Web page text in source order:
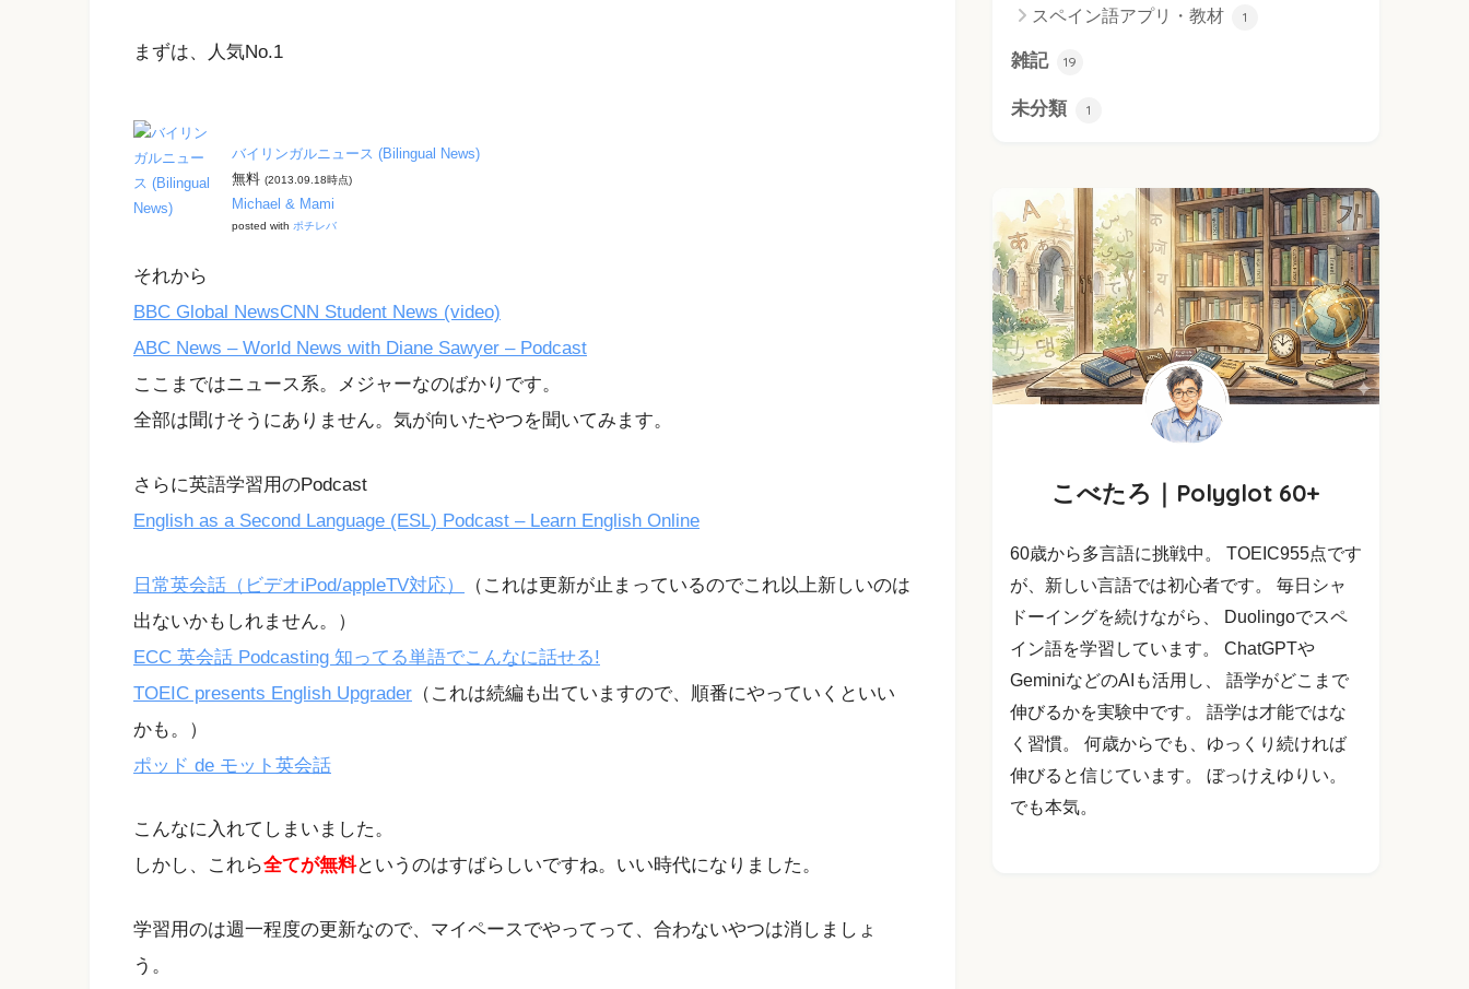
まずは、人気No.1
バイリンガルニュース (Bilingual News)
無料 (2013.09.18時点)
Michael & Mami
posted with ポチレバ
それから
BBC Global NewsCNN Student News (video)
ABC News – World News with Diane Sawyer – Podcast
ここまではニュース系。メジャーなのばかりです。
全部は聞けそうにありません。気が向いたやつを聞いてみます。
さらに英語学習用のPodcast
English as a Second Language (ESL) Podcast – Learn English Online
日常英会話（ビデオiPod/appleTV対応）
（これは更新が止まっているのでこれ以上新しいのは
出ないかもしれません。）
ECC 英会話 Podcasting 知ってる単語でこんなに話せる!
TOEIC presents English Upgrader （これは続編も出ていますので、順番にやっていくといい
かも。）
ポッド de モット英会話
こんなに入れてしまいました。
しかし、これら全てが無料というのはすばらしいですね。いい時代になりました。
学習用のは週一程度の更新なので、マイペースでやってって、合わないやつは消しましょ
う。
スペイン語アプリ・教材 1
雑記 19
未分類 1
こべたろ｜Polyglot 60+
60歳から多言語に挑戦中。 TOEIC955点です
が、新しい言語では初心者です。 毎日シャ
ドーイングを続けながら、 Duolingoでスペ
イン語を学習しています。 ChatGPTや
GeminiなどのAIも活用し、 語学がどこまで
伸びるかを実験中です。 語学は才能ではな
く習慣。 何歳からでも、ゆっくり続ければ
伸びると信じています。 ぼっけえゆりい。
でも本気。